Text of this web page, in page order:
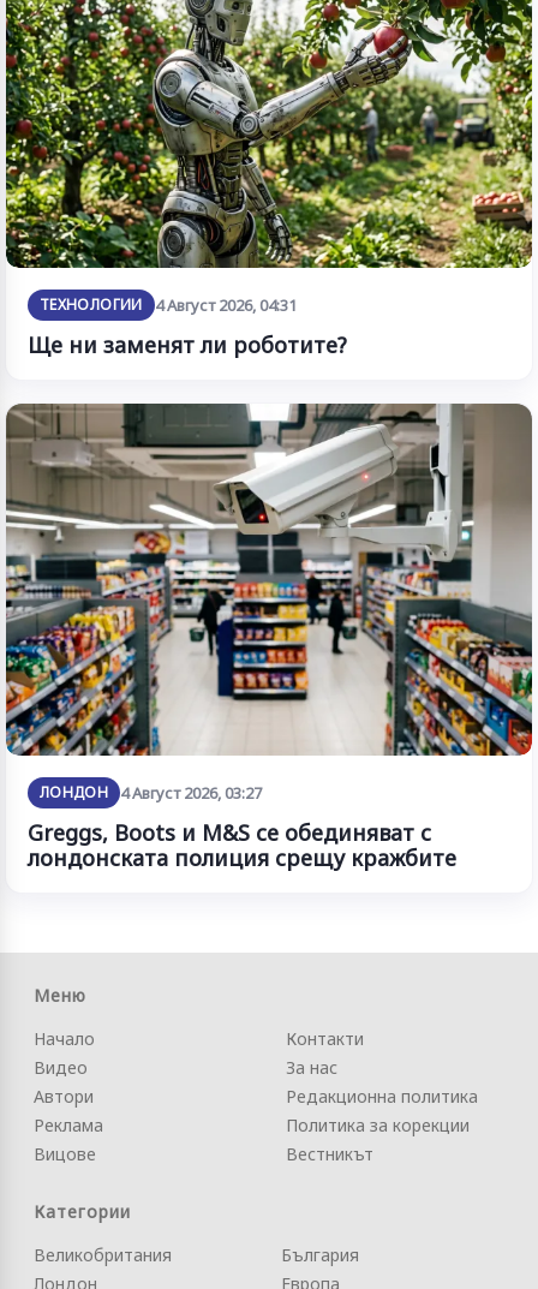
ТЕХНОЛОГИИ 4 Август 2026, 04:31
Ще ни заменят ли роботите?
ЛОНДОН 4 Август 2026, 03:27
Greggs, Boots и M&S се обединяват с
лондонската полиция срещу кражбите
Меню
Начало
Видео
Автори
Реклама
Вицове
Контакти
За нас
Редакционна политика
Политика за корекции
Вестникът
Категории
Великобритания
Лондон
България
Европа